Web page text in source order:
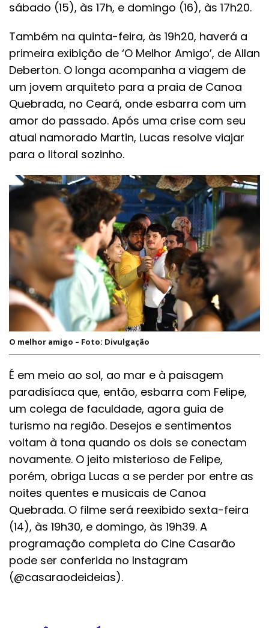
sábado (15), às 17h, e domingo (16), às 17h20.
Também na quinta-feira, às 19h20, haverá a
primeira exibição de ‘O Melhor Amigo’, de Allan
Deberton. O longa acompanha a viagem de
um jovem arquiteto para a praia de Canoa
Quebrada, no Ceará, onde esbarra com um
amor do passado. Após uma crise com seu
atual namorado Martin, Lucas resolve viajar
para o litoral sozinho.
O melhor amigo – Foto: Divulgação
É em meio ao sol, ao mar e à paisagem
paradisíaca que, então, esbarra com Felipe,
um colega de faculdade, agora guia de
turismo na região. Desejos e sentimentos
voltam à tona quando os dois se conectam
novamente. O jeito misterioso de Felipe,
porém, obriga Lucas a se perder por entre as
noites quentes e musicais de Canoa
Quebrada. O filme será reexibido sexta-feira
(14), às 19h30, e domingo, às 19h39. A
programação completa do Cine Casarão
pode ser conferida no Instagram
(@casaraodeideias).